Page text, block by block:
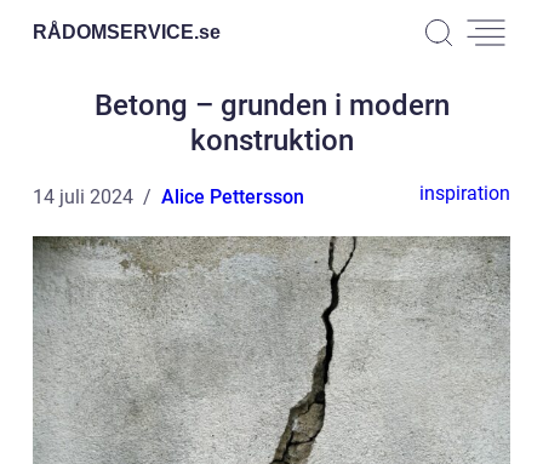
RÅDOMSERVICE.se
Betong – grunden i modern
konstruktion
14 juli 2024 Alice Pettersson inspiration